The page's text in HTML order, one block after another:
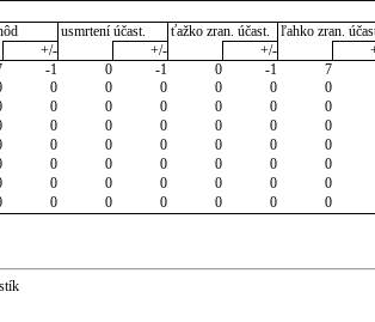
usmrtení účast. ťažko zran. účast. ľahko zran.
+/-
+/- +/-
-1 0 -1 0 -1 7
0 0 0 0 0 0
0 0 0 0 0 0
0 0 0 0 0 0
0 0 0 0 0 0
0 0 0 0 0 0
0 0 0 0 0 0
0 0 0 0 0 0